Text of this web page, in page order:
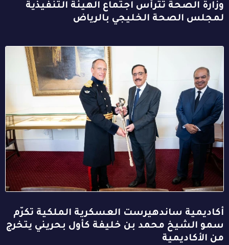
وزارة الصحة تترأس اجتماع الهيئة التنفيذية
لمجلس الصحة الخليجي بالرياض
أكاديمية ساندهيرست العسكرية الملكية تكرّم
سمو الشيخ محمد بن خليفة كأول بحريني يتخرج
من الأكاديمية